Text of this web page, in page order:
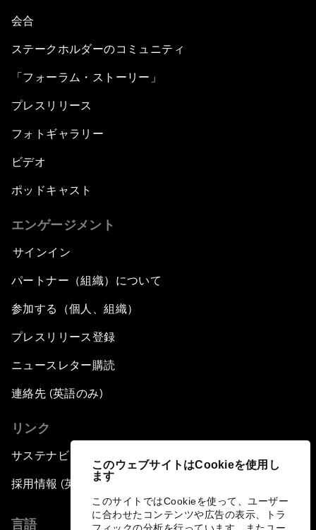
このウェブサイトはCookieを使用し
ます
このサイトではCookieを使って、ユーザー
に合わせたコンテンツや広告の表示、トラ
会合
ステークホルダーのコミュニティ
「フォーラム・ストーリー」
プレスリリース
フォトギャラリー
ビデオ
ポッドキャスト
エンゲージメント
サインイン
パートナー（組織）について
参加する（個人、組織）
プレスリリース登録
ニュースレター購読
連絡先 (英語のみ)
リンク
サステナビリティへの取り組み
採用情報 (英語のみ)
言語